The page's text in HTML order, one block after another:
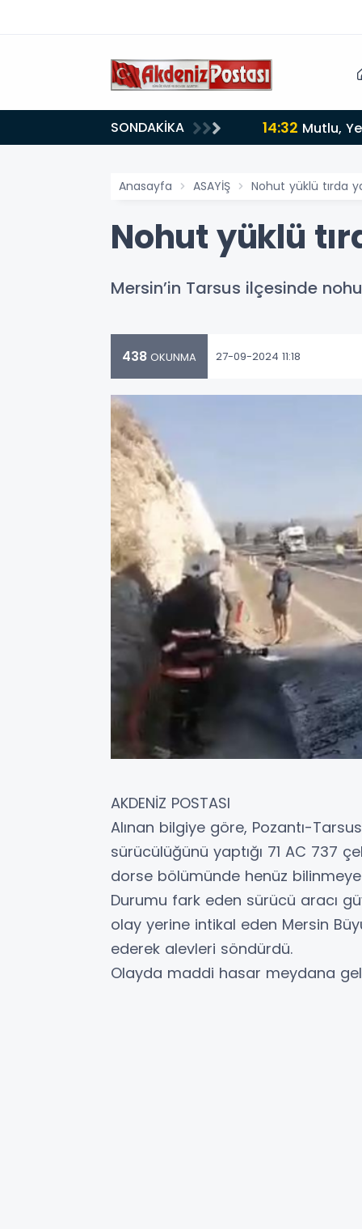
SONDAKİKA 14:12
Anasayfa ASAYİŞ Nohut yüklü tırda
Nohut yüklü
Mersin’in Tarsus ilçesinde
438 OKUNMA 27-09-2024 11:18
AKDENİZ POSTASI
Alınan bilgiye göre, Pozantı-
sürücülüğünü yaptığı 71 AC 737
dorse bölümünde henüz
Durumu fark eden sürücü aracı
olay yerine intikal eden Mersin
ederek alevleri söndürdü.
Olayda maddi hasar meydana